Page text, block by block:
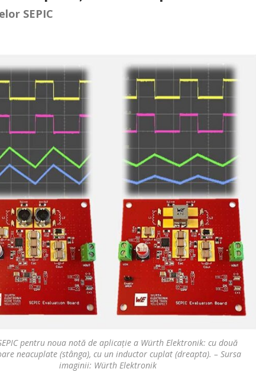
SEPIC
pentru noua notă de aplicație a Würth Elektronik: cu două
neacuplate (stânga), cu un inductor cuplat (dreapta). – Sursa
imaginii: Würth Elektronik